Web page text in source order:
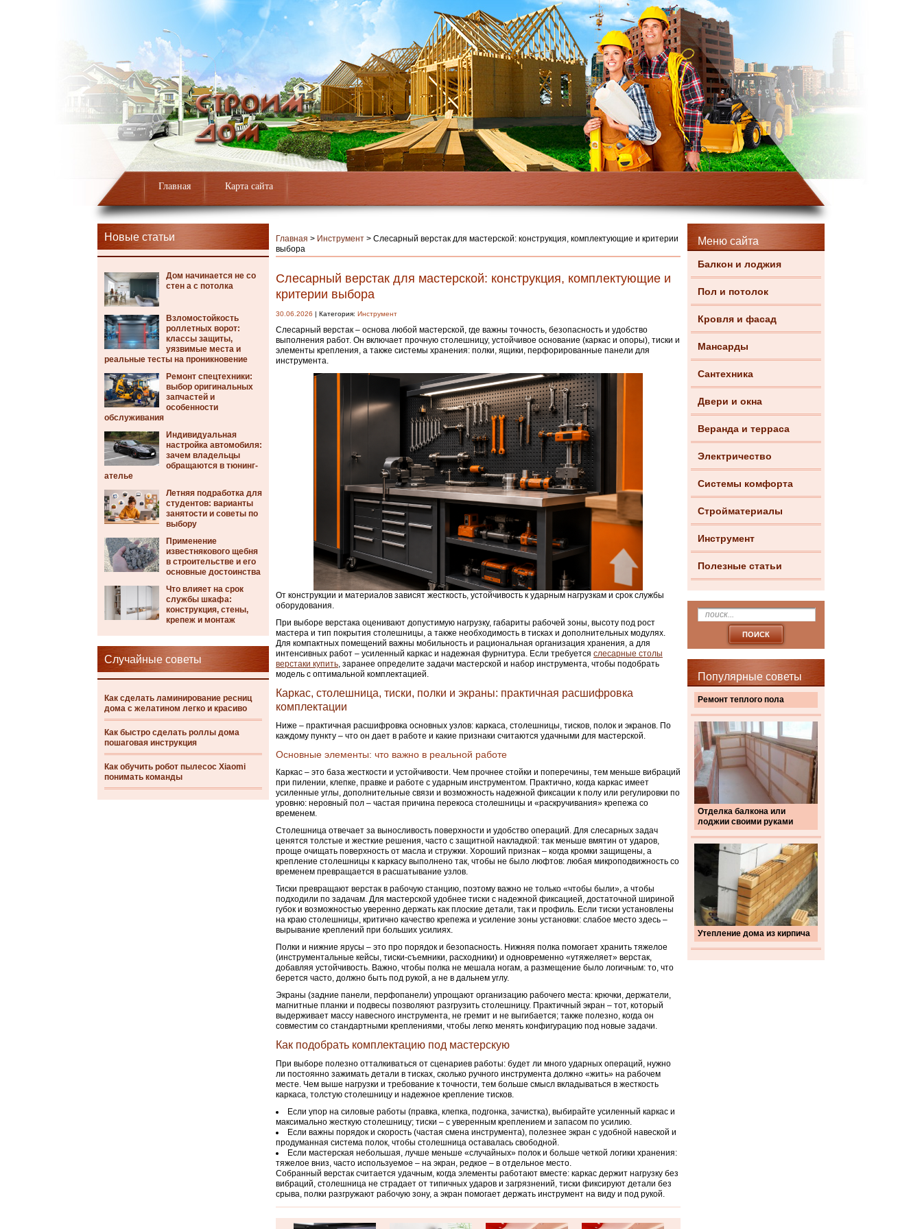
Главная Карта сайта
Новые статьи
Дом начинается не со
стен а с потолка
Взломостойкость
роллетных ворот:
классы защиты,
уязвимые места и
реальные тесты на проникновение
Ремонт спецтехники:
выбор оригинальных
запчастей и
особенности
обслуживания
Индивидуальная
настройка автомобиля:
зачем владельцы
обращаются в тюнинг-
ателье
Летняя подработка для
студентов: варианты
занятости и советы по
выбору
Применение
известнякового щебня
в строительстве и его
основные достоинства
Что влияет на срок
службы шкафа:
конструкция, стены,
крепеж и монтаж
Случайные советы
Как сделать ламинирование ресниц
дома с желатином легко и красиво
Как быстро сделать роллы дома
пошаговая инструкция
Как обучить робот пылесос Xiaomi
понимать команды
Меню сайта
Балкон и лоджия
Пол и потолок
Кровля и фасад
Мансарды
Сантехника
Двери и окна
Веранда и терраса
Электричество
Системы комфорта
Стройматериалы
Инструмент
Полезные статьи
Популярные советы
Ремонт теплого пола
Отделка балкона или
лоджии своими руками
Утепление дома из кирпича
Главная > Инструмент > Слесарный верстак для мастерской: конструкция, комплектующие и критерии
выбора
Слесарный верстак для мастерской: конструкция, комплектующие и
критерии выбора
30.06.2026 | Категория: Инструмент
Слесарный верстак – основа любой мастерской, где важны точность, безопасность и удобство
выполнения работ. Он включает прочную столешницу, устойчивое основание (каркас и опоры), тиски и
элементы крепления, а также системы хранения: полки, ящики, перфорированные панели для
инструмента.
От конструкции и материалов зависят жесткость, устойчивость к ударным нагрузкам и срок службы
оборудования.
При выборе верстака оценивают допустимую нагрузку, габариты рабочей зоны, высоту под рост
мастера и тип покрытия столешницы, а также необходимость в тисках и дополнительных модулях.
Для компактных помещений важны мобильность и рациональная организация хранения, а для
интенсивных работ – усиленный каркас и надежная фурнитура. Если требуется слесарные столы
верстаки купить, заранее определите задачи мастерской и набор инструмента, чтобы подобрать
модель с оптимальной комплектацией.
Каркас, столешница, тиски, полки и экраны: практичная расшифровка
комплектации
Ниже – практичная расшифровка основных узлов: каркаса, столешницы, тисков, полок и экранов. По
каждому пункту – что он дает в работе и какие признаки считаются удачными для мастерской.
Основные элементы: что важно в реальной работе
Каркас – это база жесткости и устойчивости. Чем прочнее стойки и поперечины, тем меньше вибраций
при пилении, клепке, правке и работе с ударным инструментом. Практично, когда каркас имеет
усиленные углы, дополнительные связи и возможность надежной фиксации к полу или регулировки по
уровню: неровный пол – частая причина перекоса столешницы и «раскручивания» крепежа со
временем.
Столешница отвечает за выносливость поверхности и удобство операций. Для слесарных задач
ценятся толстые и жесткие решения, часто с защитной накладкой: так меньше вмятин от ударов,
проще очищать поверхность от масла и стружки. Хороший признак – когда кромки защищены, а
крепление столешницы к каркасу выполнено так, чтобы не было люфтов: любая микроподвижность со
временем превращается в расшатывание узлов.
Тиски превращают верстак в рабочую станцию, поэтому важно не только «чтобы были», а чтобы
подходили по задачам. Для мастерской удобнее тиски с надежной фиксацией, достаточной шириной
губок и возможностью уверенно держать как плоские детали, так и профиль. Если тиски установлены
на краю столешницы, критично качество крепежа и усиление зоны установки: слабое место здесь –
вырывание креплений при больших усилиях.
Полки и нижние ярусы – это про порядок и безопасность. Нижняя полка помогает хранить тяжелое
(инструментальные кейсы, тиски-съемники, расходники) и одновременно «утяжеляет» верстак,
добавляя устойчивость. Важно, чтобы полка не мешала ногам, а размещение было логичным: то, что
берется часто, должно быть под рукой, а не в дальнем углу.
Экраны (задние панели, перфопанели) упрощают организацию рабочего места: крючки, держатели,
магнитные планки и подвесы позволяют разгрузить столешницу. Практичный экран – тот, который
выдерживает массу навесного инструмента, не гремит и не выгибается; также полезно, когда он
совместим со стандартными креплениями, чтобы легко менять конфигурацию под новые задачи.
Как подобрать комплектацию под мастерскую
При выборе полезно отталкиваться от сценариев работы: будет ли много ударных операций, нужно
ли постоянно зажимать детали в тисках, сколько ручного инструмента должно «жить» на рабочем
месте. Чем выше нагрузки и требование к точности, тем больше смысл вкладываться в жесткость
каркаса, толстую столешницу и надежное крепление тисков.
Если упор на силовые работы (правка, клепка, подгонка, зачистка), выбирайте усиленный каркас и
максимально жесткую столешницу; тиски – с уверенным креплением и запасом по усилию.
Если важны порядок и скорость (частая смена инструмента), полезнее экран с удобной навеской и
продуманная система полок, чтобы столешница оставалась свободной.
Если мастерская небольшая, лучше меньше «случайных» полок и больше четкой логики хранения:
тяжелое вниз, часто используемое – на экран, редкое – в отдельное место.
Собранный верстак считается удачным, когда элементы работают вместе: каркас держит нагрузку без
вибраций, столешница не страдает от типичных ударов и загрязнений, тиски фиксируют детали без
срыва, полки разгружают рабочую зону, а экран помогает держать инструмент на виду и под рукой.